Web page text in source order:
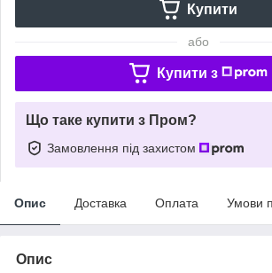
Купити
або
Купити з
Що таке купити з Пром?
Замовлення під захистом
Опис Доставка Оплата Умови
Опис